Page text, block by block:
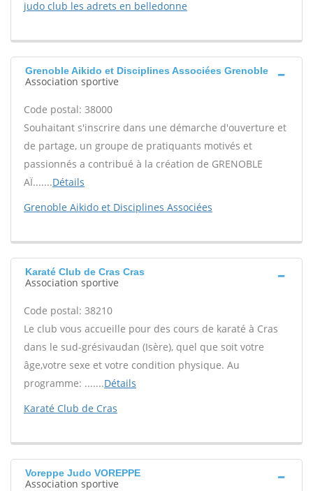
judo club les adrets en belledonne
Grenoble Aikido et Disciplines Associées Grenoble
Association sportive
Code postal: 38000
Souhaitant s'inscrire dans une démarche d'ouverture et
de partage, un groupe de pratiquants motivés et
passionnés a contribué à la création de GRENOBLE
AÏ.......Détails
Grenoble Aikido et Disciplines Associées
Karaté Club de Cras Cras
Association sportive
Code postal: 38210
Le club vous accueille pour des cours de karaté à Cras
dans le sud-grésivaudan (Isère), quel que soit votre
âge,votre sexe et votre condition physique. Au
programme: .......Détails
Karaté Club de Cras
Voreppe Judo VOREPPE
Association sportive